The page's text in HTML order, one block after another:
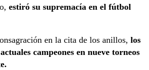
estiró su supremacía en el fútbol
en la cita de los anillos, los
campeones en nueve torneos